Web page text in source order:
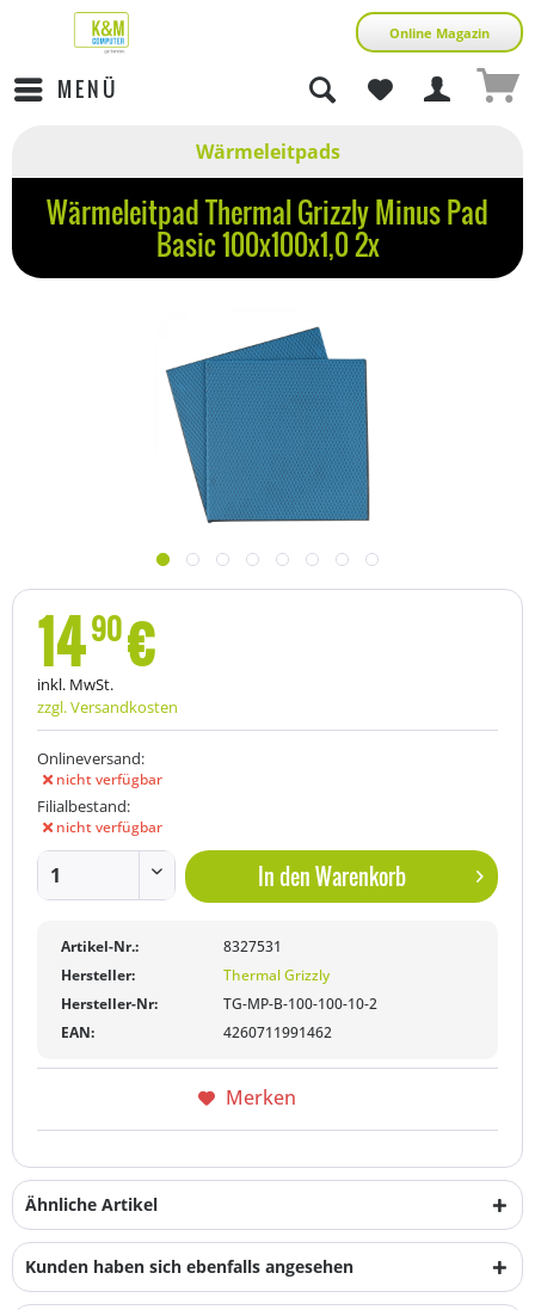
Online Magazin
MENÜ
Wärmeleitpads
Wärmeleitpad Thermal Grizzly Minus Pad
Basic 100x100x1,0 2x
1490€
inkl. MwSt.
zzgl. Versandkosten
Onlineversand:
nicht verfügbar
Filialbestand:
nicht verfügbar
In denWarenkorb
Artikel-Nr.:
8327531
Hersteller:
Thermal Grizzly
Hersteller-Nr:
TG-MP-B-100-100-10-2
EAN:
4260711991462
Merken
Ähnliche Artikel
Kunden haben sich ebenfalls angesehen